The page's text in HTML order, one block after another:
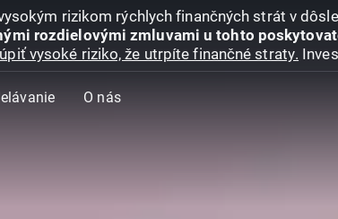
rizikom rýchlych finančných strát v
rozdielovými zmluvami u tohto
vysoké riziko, že utrpíte finančné straty.
O nás